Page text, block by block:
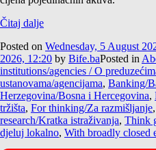
Čitaj dalje
Posted on Wednesday, 5 August
2026, 12:20 by Bife.baPosted in
institutions/agencies / O
ustanovama/agencijama, Banking/
Herzegovina/Bosna i Hercegovina,
tržišta, For thinking/Za razmišljanje,
research/Kratka istraživanja, Think
djeluj lokalno, With broadly closed